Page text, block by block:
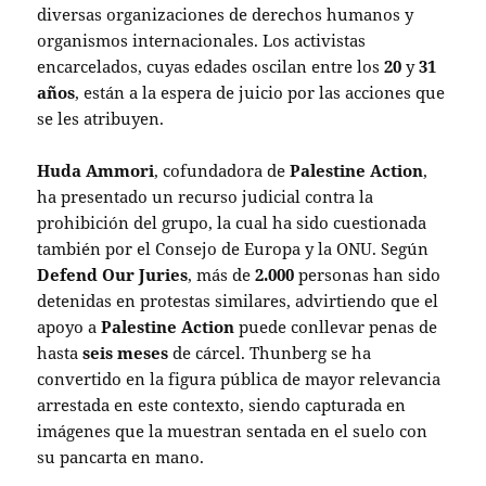
diversas organizaciones de derechos humanos y
organismos internacionales. Los activistas
encarcelados, cuyas edades oscilan entre los20 y31
años, están a la espera de juicio por las acciones que
se les atribuyen.
Huda Ammori, cofundadora dePalestine Action,
ha presentado un recurso judicial contra la
prohibición del grupo, la cual ha sido cuestionada
también por el Consejo de Europa y la ONU. Según
Defend Our Juries, más de2.000 personas han sido
detenidas en protestas similares, advirtiendo que el
apoyo aPalestine Action puede conllevar penas de
hastaseis meses de cárcel. Thunberg se ha
convertido en la figura pública de mayor relevancia
arrestada en este contexto, siendo capturada en
imágenes que la muestran sentada en el suelo con
su pancarta en mano.